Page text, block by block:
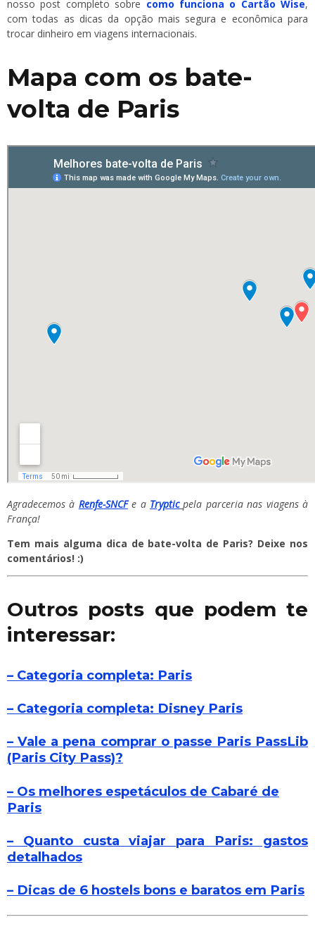
nosso post completo sobre como funciona o Cartão Wise,
com todas as dicas da opção mais segura e econômica para
trocar dinheiro em viagens internacionais.
Mapa com os bate-
volta de Paris
Agradecemos à Renfe-SNCFe a Tryptic pela parceria nas viagens à
França!
Tem mais alguma dica de bate-volta de Paris? Deixe nos
comentários! :)
Outros posts que podem te
interessar:
– Categoria completa: Paris
– Categoria completa: Disney Paris
– Vale a pena comprar o passe Paris PassLib
(Paris City Pass)?
– Os melhores espetáculos de Cabaré de
Paris
– Quanto custa viajar para Paris: gastos
detalhados
– Dicas de 6 hostels bons e baratos em Paris